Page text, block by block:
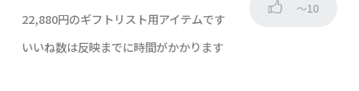
22,880円のギフトリスト用アイテムです
～10
いいね数は反映までに時間がかかります